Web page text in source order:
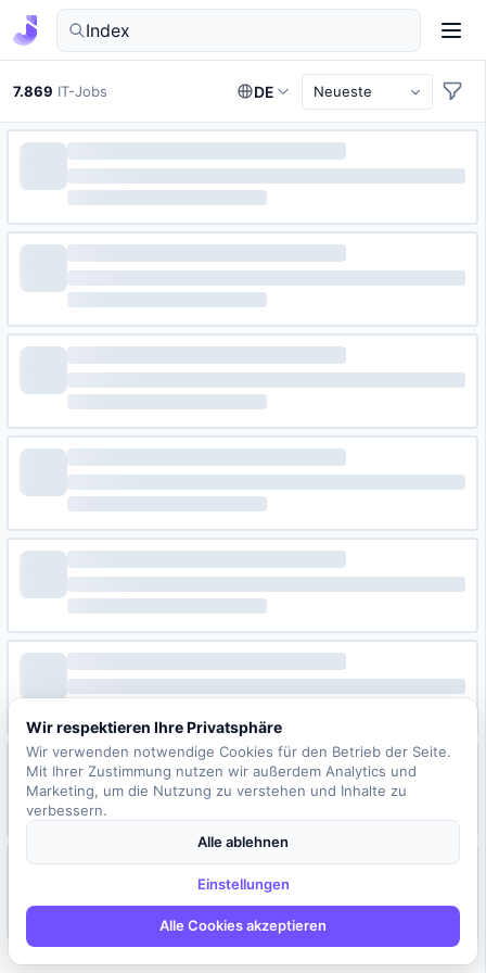
IT-Jobs in Deutschland finden
7.869 IT-Jobs DE
Wir respektieren Ihre Privatsphäre
Wir verwenden notwendige Cookies für den Betrieb der Seite.
Mit Ihrer Zustimmung nutzen wir außerdem Analytics und
Marketing, um die Nutzung zu verstehen und Inhalte zu
verbessern.
Alle ablehnen
Einstellungen
Alle Cookies akzeptieren